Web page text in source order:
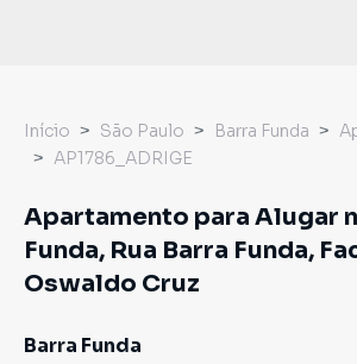
Início São Paulo Barra Funda
AP1786_ADRIGE
Apartamento para Alugar
Funda, Rua Barra Funda,
Oswaldo Cruz
Barra Funda